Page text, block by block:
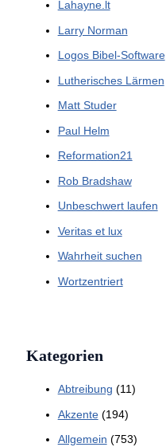
Lahayne.lt
Larry Norman
Logos Bibel-Software
Lutherisches Lärmen
Matt Studer
Paul Helm
Reformation21
Rob Bradshaw
Unbeschwert laufen
Veritas et lux
Wahrheit suchen
Wortzentriert
Kategorien
Abtreibung (11)
Akzente(194)
Allgemein (753)